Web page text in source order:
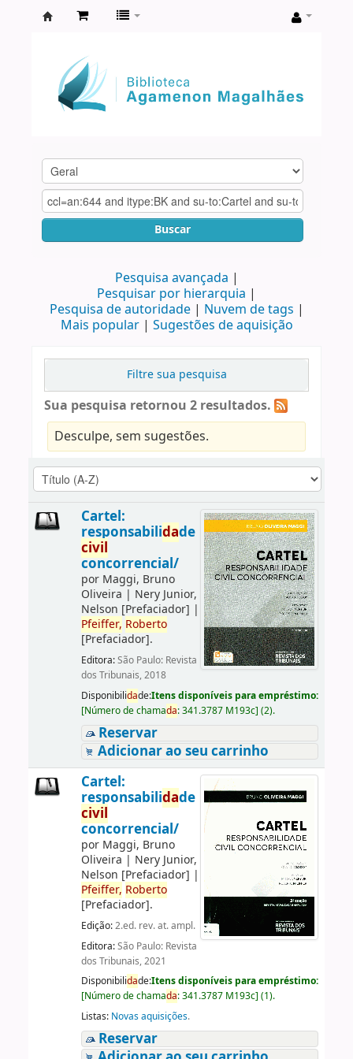
Agamenon
Magalhães
Buscar
Pesquisa avançada
Pesquisar por hierarquia
Pesquisa de autoridade
Nuvem de tags
Mais popular
Sugestões de aquisição
Filtre sua pesquisa
Sua pesquisa retornou 2 resultados.
Desculpe, sem sugestões.
Cartel:
responsabilidade
civil
concorrencial/
por Maggi, Bruno
Oliveira | Nery Junior,
Nelson [Prefaciador] |
Pfeiffer, Roberto
[Prefaciador].
Editora:São Paulo: Revista
dos Tribunais, 2018
Disponibilidade:Itens disponíveis para empréstimo:
[Número de chamada:341.3787 M193c] (2).
Reservar
Adicionar ao seu carrinho
Cartel:
responsabilidade
civil
concorrencial/
por Maggi, Bruno
Oliveira | Nery Junior,
Nelson [Prefaciador] |
Pfeiffer, Roberto
[Prefaciador].
Edição:2.ed. rev. at. ampl.
Editora:São Paulo: Revista
dos Tribunais, 2021
Disponibilidade:Itens disponíveis para empréstimo:
[Número de chamada:341.3787 M193c] (1).
Listas: Novas aquisições.
Reservar